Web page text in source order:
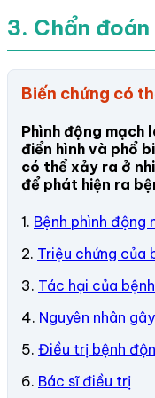
3. Chẩn
Biến chứng có
Phình động mạch
điển hình và phổ
có thể xảy ra ở
để phát hiện ra
1. Bệnh phình động
2. Triệu chứng của
3. Tác hại của
4. Nguyên nhân
5. Điều trị bệnh
6. Bác sĩ điều trị